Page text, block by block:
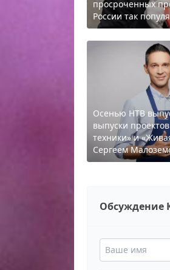
просроченных
России так
Осенью НТВ
выпуски
техники» и
Сергеем
Обсуждение